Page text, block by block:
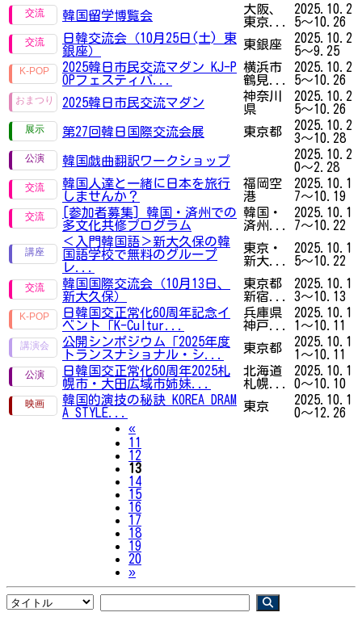
韓国留学博覧会
大阪、
東京...
2025.10.2
5～10.26
日韓交流会（10月25日(土) 東
銀座）
東銀座
2025.10.2
5～9.25
2025韓日市民交流マダン KJ-P
OPフェスティバ...
横浜市
鶴見...
2025.10.2
5～10.26
2025韓日市民交流マダン
神奈川
県
2025.10.2
5～10.26
第27回韓日国際交流会展
東京都
2025.10.2
3～10.28
韓国戯曲翻訳ワークショップ
2025.10.2
0～2.28
韓国人達と一緒に日本を旅行
しませんか？
福岡空
港
2025.10.1
7～10.19
[参加者募集] 韓国・済州での
多文化共修プログラム
韓国・
済州...
2025.10.1
7～10.22
＜入門韓国語＞新大久保の韓
国語学校で無料のグループ
レ...
東京・
新大...
2025.10.1
5～10.22
韓国国際交流会（10月13日、
新大久保）
東京都
新宿...
2025.10.1
3～10.13
日韓国交正常化60周年記念イ
ベント「K-Cultur...
兵庫県
神戸...
2025.10.1
1～10.11
公開シンポジウム「2025年度
トランスナショナル・シ...
東京都
2025.10.1
1～10.11
日韓国交正常化60周年2025札
幌市・大田広域市姉妹...
北海道
札幌...
2025.10.1
0～10.10
韓国的演技の秘訣 KOREA DRAM
A STYLE...
東京
2025.10.1
0～12.26
«Previous
11
12
13
14
15
16
17
18
19
20
»Next